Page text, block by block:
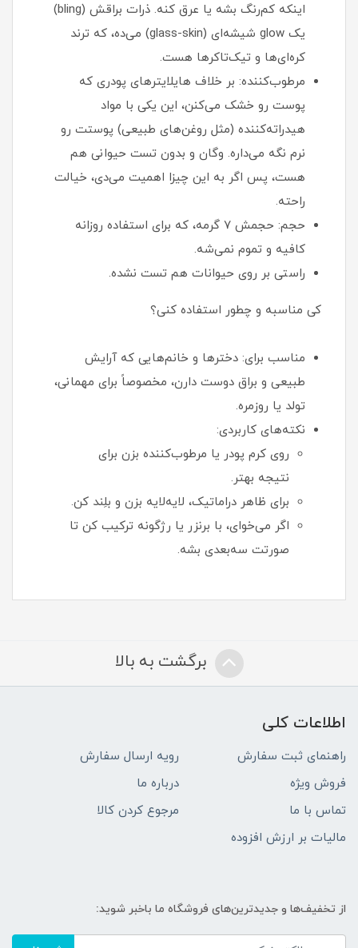
اینکه کم‌رنگ بشه یا عرق کنه. ذرات براقش (bling)
یک glow شیشه‌ای (glass-skin) می‌ده، که ترند
کره‌ای‌ها و تیک‌تاکرها هست.
مرطوب‌کننده: بر خلاف هایلایترهای پودری که
پوست رو خشک می‌کنن، این یکی با مواد
هیدراته‌کننده (مثل روغن‌های طبیعی) پوستت رو
نرم نگه می‌داره. وگان و بدون تست حیوانی هم
هست، پس اگر به این چیزا اهمیت می‌دی، خیالت
راحته.
حجم: حجمش ۷ گرمه، که برای استفاده روزانه
کافیه و تموم نمی‌شه.
راستی بر روی حیوانات هم تست نشده.
کی مناسبه و چطور استفاده کنی؟
مناسب برای: دخترها و خانم‌هایی که آرایش
طبیعی و براق دوست دارن، مخصوصاً برای مهمانی،
تولد یا روزمره.
نکته‌های کاربردی:
روی کرم پودر یا مرطوب‌کننده بزن برای
نتیجه بهتر.
برای ظاهر دراماتیک، لایه‌لایه بزن و بلِند کن.
اگر می‌خوای، با برنزر یا رژگونه ترکیب کن تا
صورتت سه‌بعدی بشه.
برگشت به بالا
اطلاعات کلی
راهنمای ثبت سفارش
رویه ارسال سفارش
فروش ویژه
درباره ما
تماس با ما
مرجوع کردن کالا
مالیات بر ارزش افزوده
از تخفیف‌ها و جدیدترین‌های فروشگاه ما باخبر شوید: